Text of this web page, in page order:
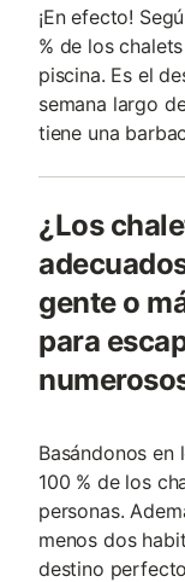
¡En efecto!
% de los
piscina. Es el
semana largo
tiene una
¿Los
gente o
para
Basándonos en
100 % de los
personas.
menos dos
destino